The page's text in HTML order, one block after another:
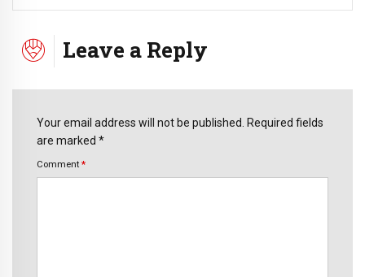
Leave a Reply
Your email address will not be published. Required fields
are marked *
Comment *